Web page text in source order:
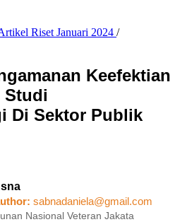
Riset Januari 2024 /
Keefektian
Studi
Di Sektor Publik
sabnadaniela@gmail.com
Nasional Veteran Jakata